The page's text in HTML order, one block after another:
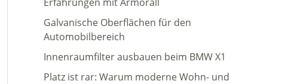
Galvanische Oberflächen für den
Automobilbereich
Innenraumfilter ausbauen beim BMW X1
Platz ist rar: Warum moderne Wohn- und